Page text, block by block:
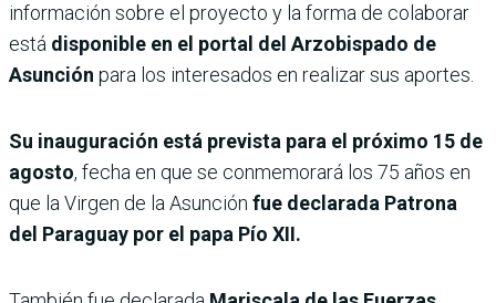
información sobre el proyecto y la forma de colaborar
está disponible en el portal del Arzobispado de
Asunción para los interesados en realizar sus aportes.
Su inauguración está prevista para el próximo 15 de
agosto, fecha en que se conmemorará los 75 años en
que la Virgen de la Asunción fue declarada Patrona
del Paraguay por el papa Pío XII.